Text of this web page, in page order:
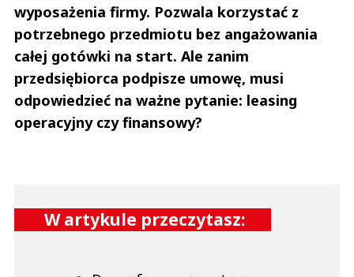
wyposażenia firmy. Pozwala korzystać z
potrzebnego przedmiotu bez angażowania
całej gotówki na start. Ale zanim
przedsiębiorca podpisze umowę, musi
odpowiedzieć na ważne pytanie: leasing
operacyjny czy finansowy?
W artykule przeczytasz: